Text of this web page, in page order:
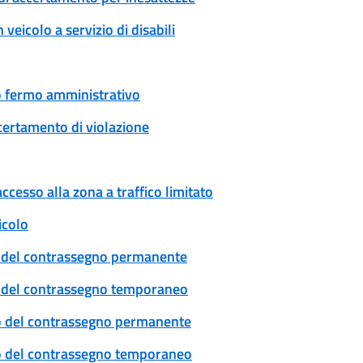
a servizio di disabili
fermo amministrativo
di violazione
alla zona a traffico limitato
contrassegno permanente
contrassegno temporaneo
contrassegno permanente
contrassegno temporaneo